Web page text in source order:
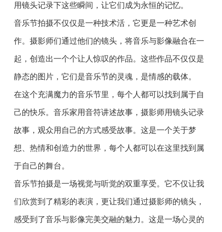
用镜头记录下这些瞬间，让它们成为永恒的记忆。
音乐节拍摄不仅仅是一种技术活，它更是一种艺术创
作。摄影师们通过他们的镜头，将音乐与影像融合在一
起，创造出一个个让人惊叹的作品。这些作品不仅仅是
静态的图片，它们是音乐节的灵魂，是情感的载体。
在这个充满魔力的音乐节里，每个人都可以找到属于自
己的快乐。音乐家用音符讲述故事，摄影师用镜头记录
故事，观众用自己的方式感受故事。这是一个关于梦
想、热情和创造力的世界，每个人都可以在这里找到属
于自己的舞台。
音乐节拍摄是一场视觉与听觉的双重享受。它不仅让我
们欣赏到了精彩的表演，更让我们通过摄影师的镜头，
感受到了音乐与影像完美交融的魅力。这是一场心灵的